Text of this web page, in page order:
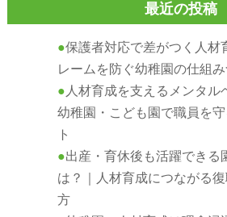
最近の投稿
保護者対応で差がつく人材
レームを防ぐ幼稚園の仕組み
人材育成を支えるメンタル
幼稚園・こども園で職員を
ト
出産・育休後も活躍できる
は？｜人材育成につながる復
方